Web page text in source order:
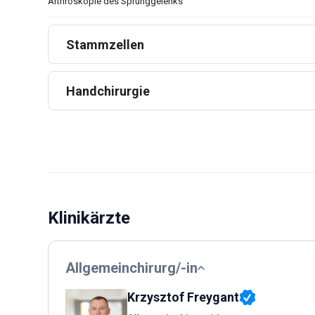
Stammzellen
Handchirurgie
Klinikärzte
Allgemeinchirurg/-in
Krzysztof Freygant